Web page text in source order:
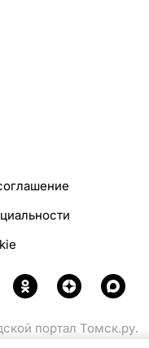
портал Томск.ру.